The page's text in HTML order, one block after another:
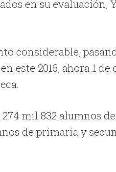
en su evaluación,
considerable,
este 2016, ahora 1
mil 832 alumnos
de primaria y